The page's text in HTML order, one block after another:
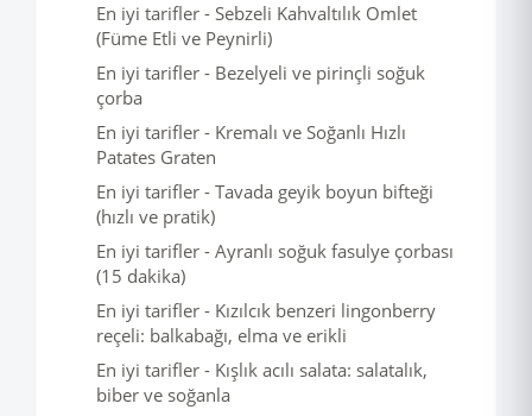
En iyi tarifler - Sebzeli Kahvaltılık Omlet
(Füme Etli ve Peynirli)
En iyi tarifler - Bezelyeli ve pirinçli soğuk
çorba
En iyi tarifler - Kremalı ve Soğanlı Hızlı
Patates Graten
En iyi tarifler - Tavada geyik boyun bifteği
(hızlı ve pratik)
En iyi tarifler - Ayranlı soğuk fasulye çorbası
(15 dakika)
En iyi tarifler - Kızılcık benzeri lingonberry
reçeli: balkabağı, elma ve erikli
En iyi tarifler - Kışlık acılı salata: salatalık,
biber ve soğanla